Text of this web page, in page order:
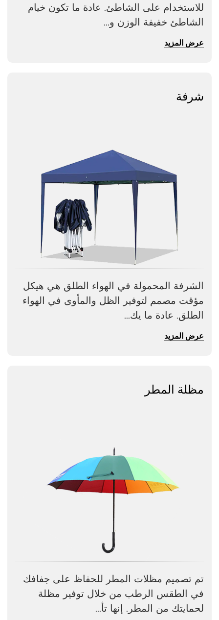
للاستخدام على الشاطئ. عادة ما تكون خيام
الشاطئ خفيفة الوزن و...
عرض المزيد
شرفة
الشرفة المحمولة في الهواء الطلق هي هيكل
مؤقت مصمم لتوفير الظل والمأوى في الهواء
الطلق. عادة ما يك...
عرض المزيد
مظلة المطر
تم تصميم مظلات المطر للحفاظ على جفافك
في الطقس الرطب من خلال توفير مظلة
لحمايتك من المطر. إنها تأ...